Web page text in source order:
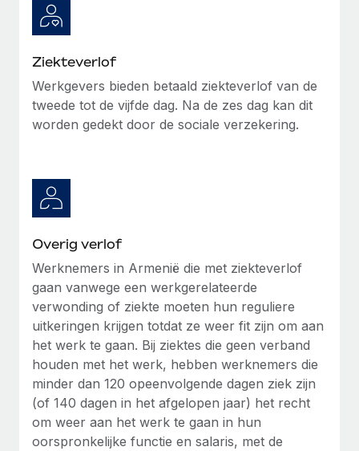
Ziekteverlof
Werkgevers bieden betaald ziekteverlof van de
tweede tot de vijfde dag. Na de zes dag kan dit
worden gedekt door de sociale verzekering.
Overig verlof
Werknemers in Armenië die met ziekteverlof
gaan vanwege een werkgerelateerde
verwonding of ziekte moeten hun reguliere
uitkeringen krijgen totdat ze weer fit zijn om aan
het werk te gaan. Bij ziektes die geen verband
houden met het werk, hebben werknemers die
minder dan 120 opeenvolgende dagen ziek zijn
(of 140 dagen in het afgelopen jaar) het recht
om weer aan het werk te gaan in hun
oorspronkelijke functie en salaris, met de